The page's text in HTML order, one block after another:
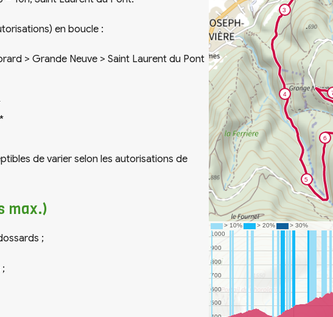
en boucle :
> Grande Neuve > Saint Laurent du Pont
de varier selon les autorisations de
max.)
;